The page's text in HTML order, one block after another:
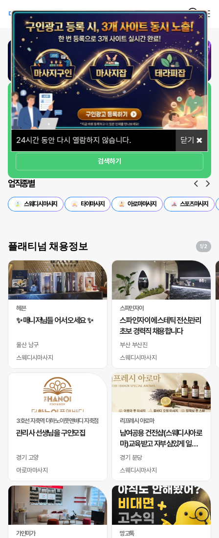
24시간 동안 다시 열람하지 않습니다. 닫기
1
일자리 빠르게 찾기
상세옵션
검색하기
업직종별
스웨디시마사지 타이마사지 아로마마사지 스포츠마사지
플래티넘 채용정보 1/2
헤븐
✨ 매니저님들 어서 오세요 ✨
울산 남구
스웨디시마사지
3호선 지축역 더하노이풋앤바디 지축점
관리사 선생님을 구인모집
경기 고양
아로마마사지
가인미가
스파인자이
스파인자이 에스테틱 전신관리
초보 경력직 채용합니다
부산 부산진
스웨디시마사지
리프레시 아로마
남여공용 건전샵(스웨디시아로
마)교육받고 자부심있게 일하
실 바디테라피사 모십니다
경기 분당
스웨디시마사지
망고톡